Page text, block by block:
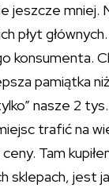
jeszcze
płyt
konsumenta.
pamiątka
nasze 2
trafić na
Tam
sklepach, jest